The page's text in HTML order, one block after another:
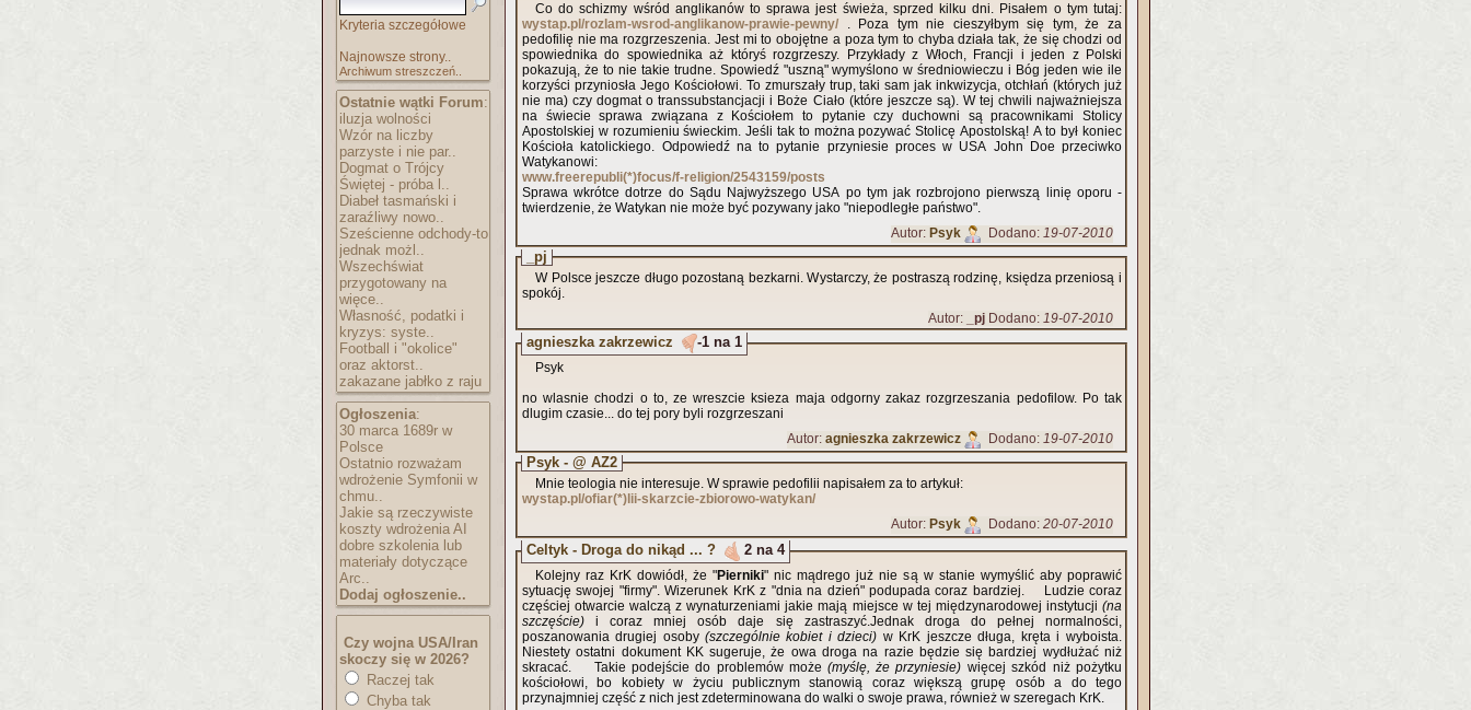
Kryteria szczegółowe
Najnowsze strony..
Archiwum streszczeń..
Ostatnie wątki Forum:
iluzja wolności
Wzór na liczby
parzyste i nie par..
Dogmat o Trójcy
Świętej - próba l..
Diabeł tasmański i
zaraźliwy nowo..
Sześcienne odchody-to
jednak możl..
Wszechświat
przygotowany na
więce..
Własność, podatki i
kryzys: syste..
Football i "okolice"
oraz aktorst..
zakazane jabłko z raju
Ogłoszenia:
30 marca 1689r w
Polsce
Ostatnio rozważam
wdrożenie Symfonii w
chmu..
Jakie są rzeczywiste
koszty wdrożenia AI
dobre szkolenia lub
materiały dotyczące
Arc..
Dodaj ogłoszenie..
Czy wojna USA/Iran
skoczy się w 2026?
Raczej tak
Chyba tak
Co do schizmy wśród anglikanów to sprawa jest świeża, sprzed kilku dni. Pisałem o tym tutaj:
wystap.pl/rozlam-wsrod-anglikanow-prawie-pewny/ . Poza tym nie cieszyłbym się tym, że za
pedofilię nie ma rozgrzeszenia. Jest mi to obojętne a poza tym to chyba działa tak, że się chodzi od
spowiednika do spowiednika aż któryś rozgrzeszy. Przykłady z Włoch, Francji i jeden z Polski
pokazują, że to nie takie trudne. Spowiedź "uszną" wymyślono w średniowieczu i Bóg jeden wie ile
korzyści przyniosła Jego Kościołowi. To zmurszały trup, taki sam jak inkwizycja, otchłań (których już
nie ma) czy dogmat o transsubstancjacji i Boże Ciało (które jeszcze są). W tej chwili najważniejsza
na świecie sprawa związana z Kościołem to pytanie czy duchowni są pracownikami Stolicy
Apostolskiej w rozumieniu świeckim. Jeśli tak to można pozywać Stolicę Apostolską! A to był koniec
Kościoła katolickiego. Odpowiedź na to pytanie przyniesie proces w USA John Doe przeciwko
Watykanowi:
www.freerepubli(*)focus/f-religion/2543159/posts
Sprawa wkrótce dotrze do Sądu Najwyższego USA po tym jak rozbrojono pierwszą linię oporu -
twierdzenie, że Watykan nie może być pozywany jako "niepodległe państwo".
Autor: Psyk Dodano: 19-07-2010
_pj
W Polsce jeszcze długo pozostaną bezkarni. Wystarczy, że postraszą rodzinę, księdza przeniosą i
spokój.
Autor:
_pj Dodano: 19-07-2010
agnieszka zakrzewicz -1 na 1
Psyk
no wlasnie chodzi o to, ze wreszcie ksieza maja odgorny zakaz rozgrzeszania pedofilow. Po tak
dlugim czasie... do tej pory byli rozgrzeszani
Autor: agnieszka zakrzewicz Dodano: 19-07-2010
Psyk - @ AZ2
Mnie teologia nie interesuje. W sprawie pedofilii napisałem za to artykuł:
wystap.pl/ofiar(*)lii-skarzcie-zbiorowo-watykan/
Autor: Psyk Dodano: 20-07-2010
Celtyk - Droga do nikąd ... ? 2 na 4
Kolejny raz KrK dowiódł, że "Pierniki" nic mądrego już nie są w stanie wymyślić aby poprawić
sytuację swojej "firmy". Wizerunek KrK z "dnia na dzień" podupada coraz bardziej. Ludzie coraz
częściej otwarcie walczą z wynaturzeniami jakie mają miejsce w tej międzynarodowej instytucji (na
szczęście) i coraz mniej osób daje się zastraszyć.Jednak droga do pełnej normalności,
poszanowania drugiej osoby (szczególnie kobiet i dzieci) w KrK jeszcze długa, kręta i wyboista.
Niestety ostatni dokument KK sugeruje, że owa droga na razie będzie się bardziej wydłużać niż
skracać. Takie podejście do problemów może (myślę, że przyniesie) więcej szkód niż pożytku
kościołowi, bo kobiety w życiu publicznym stanowią coraz większą grupę osób a do tego
przynajmniej część z nich jest zdeterminowana do walki o swoje prawa, również w szeregach KrK.